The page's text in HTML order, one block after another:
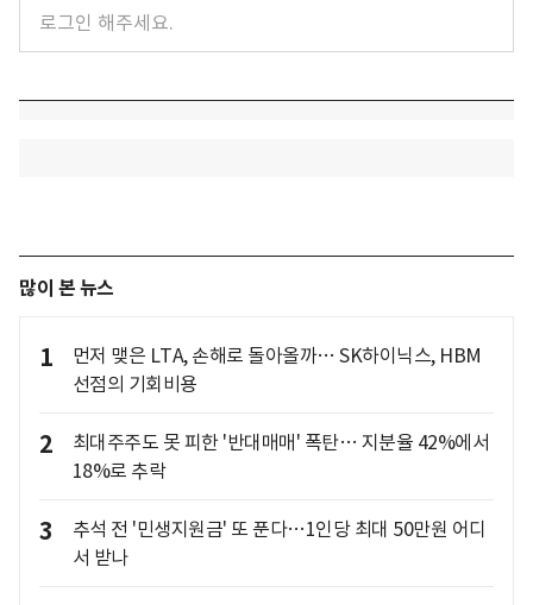
많이 본 뉴스
1
먼저 맺은 LTA, 손해로 돌아올까… SK하이닉스, HBM
선점의 기회비용
2
최대주주도 못 피한 '반대매매' 폭탄… 지분율 42%에서
18%로 추락
3
추석 전 '민생지원금' 또 푼다…1인당 최대 50만원 어디
서 받나